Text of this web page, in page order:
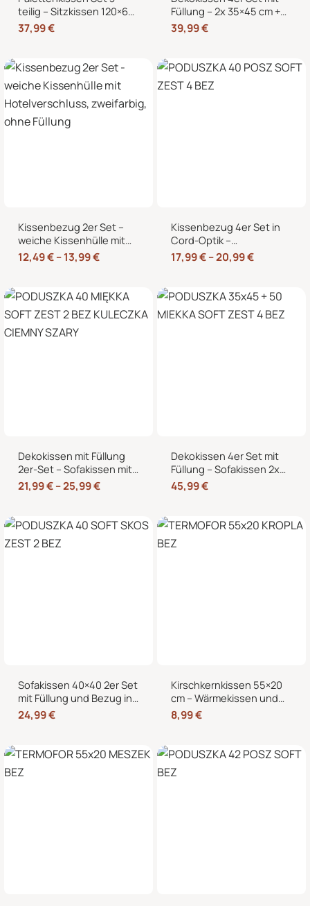
teilig – Sitzkissen 120×60
cm + 2 Rückenkissen
60×40 cm für
37,99€
Füllung – 2x 35×45 cm +
2x 40×40 cm Zierkissen
für Sofa und Bett
39,99€
Kissenbezug 2er Set –
weiche Kissenhülle mit
Hotelverschluss,
zweifarbig, ohne Füllung
12,49€–13,99€
Kissenbezug 4er Set in
Cord-Optik –
Zierkissenbezüge ohne
Reißverschluss mit
45×45 und 50×50 cm
17,99€–20,99€
Dekokissen mit Füllung
2er-Set – Sofakissen mit
dekorativer Biese,
formstabil, in 40×40,
21,99€–25,99€
Dekokissen 4er Set mit
Füllung – Sofakissen 2x
50×50 + 2x 35×45 cm –
Zierkissen Couchkissen
Cord-Optik
45,99€
Sofakissen 40×40 2er Set
mit Füllung und Bezug in
edler Cord-Optik –
Dekokissen für Sofa,
24,99€
Kirschkernkissen 55×20
cm – Wärmekissen und
Kältekissen mit 100%
Kirschkernen, für
Nacken Rücken Bauch
8,99€